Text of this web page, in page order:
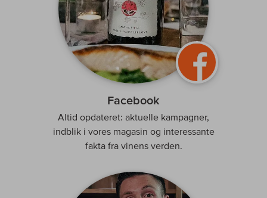
Facebook
Altid opdateret: aktuelle kampagner,
indblik i vores magasin og interessante
fakta fra vinens verden.